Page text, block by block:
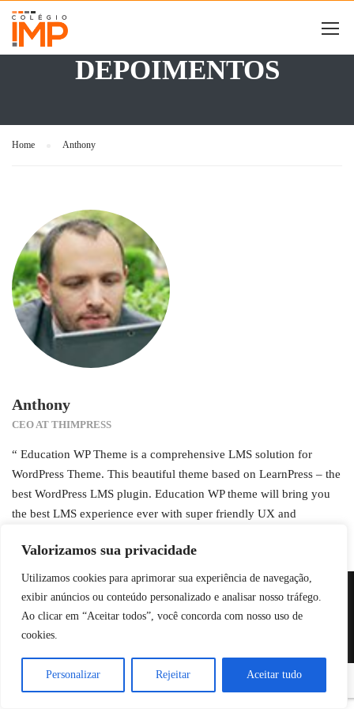
Valorizamos sua privacidade
Utilizamos cookies para aprimorar sua experiência de navegação,
exibir anúncios ou conteúdo personalizado e analisar nosso tráfego.
Ao clicar em “Aceitar todos”, você concorda com nosso uso de
cookies.
Personalizar Rejeitar Aceitar tudo
DEPOIMENTOS
Home Anthony
Anthony
CEO AT THIMPRESS
“ Education WP Theme is a comprehensive LMS solution for
WordPress Theme. This beautiful theme based on LearnPress – the
best WordPress LMS plugin. Education WP theme will bring you
the best LMS experience ever with super friendly UX and
Colégio IMP - Todos os direitos reservados
Papelaria